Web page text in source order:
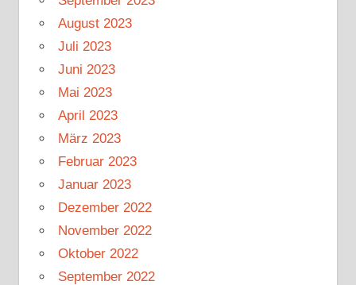
August 2023
Juli 2023
Juni 2023
Mai 2023
April 2023
März 2023
Februar 2023
Januar 2023
Dezember 2022
November 2022
Oktober 2022
September 2022